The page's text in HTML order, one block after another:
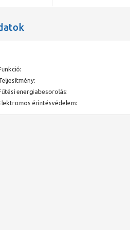
energiabesorolás:
érintésvédelem: